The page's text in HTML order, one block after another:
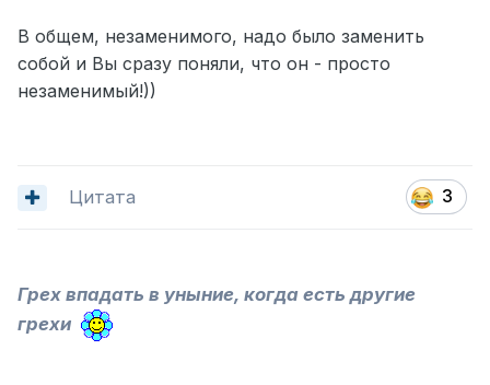
В общем, незаменимого, надо было заменить
собой и Вы сразу поняли, что он - просто
незаменимый!))
3
Цитата
Грех впадать в уныние, когда есть другие
грехи